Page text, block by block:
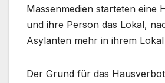
Massenmedien starteten eine
und ihre Person das Lokal,
Asylanten mehr in ihrem
Der Grund für das